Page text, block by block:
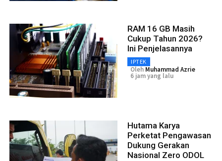
RAM 16 GB Masih
Cukup Tahun 2026?
Ini Penjelasannya
IPTEK
Oleh Muhammad Azrie
6 jam yang lalu
Hutama Karya
Perketat Pengawasan
Dukung Gerakan
Nasional Zero ODOL